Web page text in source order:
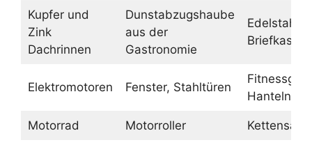
Kupfer und
Zink
Dachrinnen
Dunstabzugshaube
aus der
Gastronomie
Edelstahl
Briefkasten
Elektromotoren Fenster, Stahltüren
Hanteln
Motorrad Motorroller Kettensäge